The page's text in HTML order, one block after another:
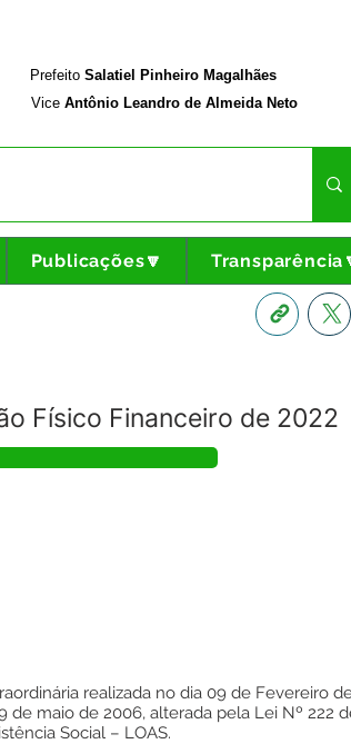
Prefeito Salatiel Pinheiro Magalhães
Vice Antônio Leandro de Almeida Neto
Publicações🔽
Físico Financeiro de 2022
realizada no dia 09 de Fevereiro
maio de 2006, alterada pela Lei Nº 222
Social – LOAS.